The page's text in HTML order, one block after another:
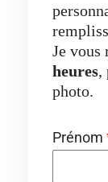
Je vous
heures,
photo.
Prénom